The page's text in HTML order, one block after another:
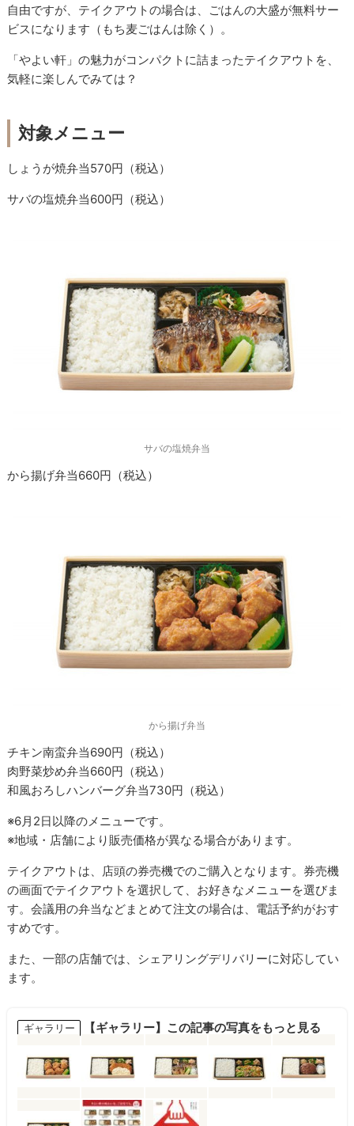
自由ですが、テイクアウトの場合は、ごはんの大盛が無料サー
ビスになります（もち麦ごはんは除く）。
「やよい軒」の魅力がコンパクトに詰まったテイクアウトを、
気軽に楽しんでみては？
対象メニュー
しょうが焼弁当570円（税込）
サバの塩焼弁当600円（税込）
サバの塩焼弁当
から揚げ弁当660円（税込）
から揚げ弁当
チキン南蛮弁当690円（税込）
肉野菜炒め弁当660円（税込）
和風おろしハンバーグ弁当730円（税込）
※6月2日以降のメニューです。
※地域・店舗により販売価格が異なる場合があります。
テイクアウトは、店頭の券売機でのご購入となります。券売機
の画面でテイクアウトを選択して、お好きなメニューを選びま
す。会議用の弁当などまとめて注文の場合は、電話予約がおす
すめです。
また、一部の店舗では、シェアリングデリバリーに対応してい
ます。
ギャラリー 【ギャラリー】この記事の写真をもっと見る